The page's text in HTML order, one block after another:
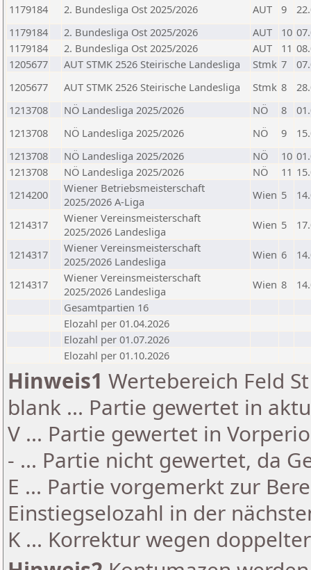
1179184
2. Bundesliga Ost 2025/2026 AUT 9
1179184
2. Bundesliga Ost 2025/2026 AUT 10
1179184
2. Bundesliga Ost 2025/2026 AUT 11
1205677
AUT STMK 2526 Steirische Landesliga Stmk 7
1205677
AUT STMK 2526 Steirische Landesliga Stmk 8
1213708
NÖ Landesliga 2025/2026 NÖ 8
1213708
NÖ Landesliga 2025/2026 NÖ 9
1213708
NÖ Landesliga 2025/2026 NÖ 10
1213708
NÖ Landesliga 2025/2026 NÖ 11
1214200
Wiener Betriebsmeisterschaft
2025/2026 A-Liga
Wien 5
1214317
Wiener Vereinsmeisterschaft
2025/2026 Landesliga
Wien 5
1214317
Wiener Vereinsmeisterschaft
2025/2026 Landesliga
Wien 6
1214317
Wiener Vereinsmeisterschaft
2025/2026 Landesliga
Wien 8
Gesamtpartien 16
Elozahl per 01.04.2026
Elozahl per 01.07.2026
Elozahl per 01.10.2026
Hinweis1 Wertebereich Feld
blank ... Partie gewertet in
V ... Partie gewertet in
- ... Partie nicht gewertet, da
E ... Partie vorgemerkt zur
Einstiegselozahl in der
K ... Korrektur wegen